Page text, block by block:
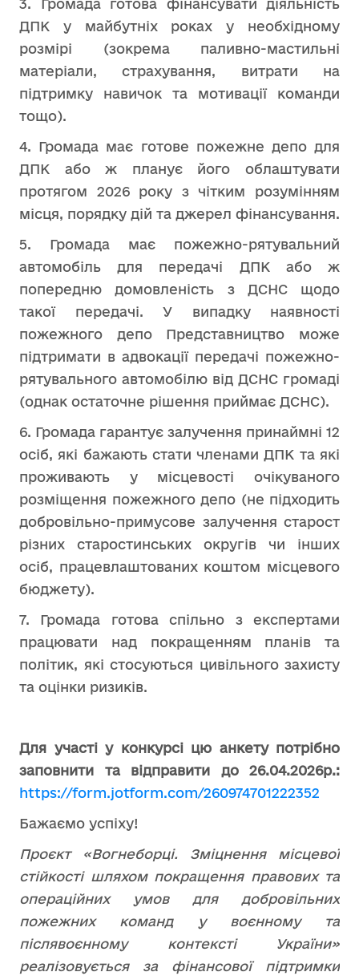
3. Громада готова фінансувати діяльність
ДПК у майбутніх роках у необхідному
розмірі (зокрема паливно-мастильні
матеріали, страхування, витрати на
підтримку навичок та мотивації команди
тощо).
4. Громада має готове пожежне депо для
ДПК або ж планує його облаштувати
протягом 2026 року з чітким розумінням
місця, порядку дій та джерел фінансування.
5. Громада має пожежно-рятувальний
автомобіль для передачі ДПК або ж
попередню домовленість з ДСНС щодо
такої передачі. У випадку наявності
пожежного депо Представництво може
підтримати в адвокації передачі пожежно-
рятувального автомобілю від ДСНС громаді
(однак остаточне рішення приймає ДСНС).
6. Громада гарантує залучення принаймні 12
осіб, які бажають стати членами ДПК та які
проживають у місцевості очікуваного
розміщення пожежного депо (не підходить
добровільно-примусове залучення старост
різних старостинських округів чи інших
осіб, працевлаштованих коштом місцевого
бюджету).
7. Громада готова спільно з експертами
працювати над покращенням планів та
політик, які стосуються цивільного захисту
та оцінки ризиків.
Для участі у конкурсі цю анкету потрібно
заповнити
та відправити до26.04.2026р.:
https://form.jotform.com/260974701222352
Бажаємо успіху!
Проєкт «Вогнеборці. Зміцнення місцевої
стійкості шляхом покращення правових та
операційних умов для добровільних
пожежних команд у воєнному та
післявоєнному контексті України»
реалізовується за фінансової підтримки